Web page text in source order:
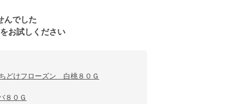
んでした
お試しください
どけフローズン 白桃８０Ｇ
８０Ｇ